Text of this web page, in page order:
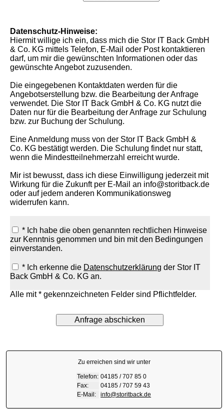
Datenschutz-Hinweise:
Hiermit willige ich ein, dass mich die Stor IT Back GmbH
& Co. KG mittels Telefon, E-Mail oder Post kontaktieren
darf, um mir die gewünschten Informationen oder das
gewünschte Angebot zuzusenden.
Die eingegebenen Kontaktdaten werden für die
Angebotserstellung bzw. die Bearbeitung der Anfrage
verwendet. Die Stor IT Back GmbH & Co. KG nutzt die
Daten nur für die Bearbeitung der Anfrage zur Schulung
bzw. zur Buchung der Schulung.
Eine Anmeldung muss von der Stor IT Back GmbH &
Co. KG bestätigt werden. Die Schulung findet nur statt,
wenn die Mindestteilnehmerzahl erreicht wurde.
Mir ist bewusst, dass ich diese Einwilligung jederzeit mit
Wirkung für die Zukunft per E-Mail an info@storitback.de
oder auf jedem anderen Kommunikationsweg
widerrufen kann.
* Ich habe die oben genannten rechtlichen Hinweise
zur Kenntnis genommen und bin mit den Bedingungen
einverstanden.
* Ich erkenne die Datenschutzerklärung der Stor IT
Back GmbH & Co. KG an.
Alle mit * gekennzeichneten Felder sind Pflichtfelder.
Zu erreichen sind wir unter
Telefon: 04185 / 707 85 0
Fax:
04185 / 707 59 43
E-Mail:
info@storitback.de